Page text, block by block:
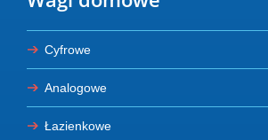
Cyfrowe
Analogowe
Łazienkowe